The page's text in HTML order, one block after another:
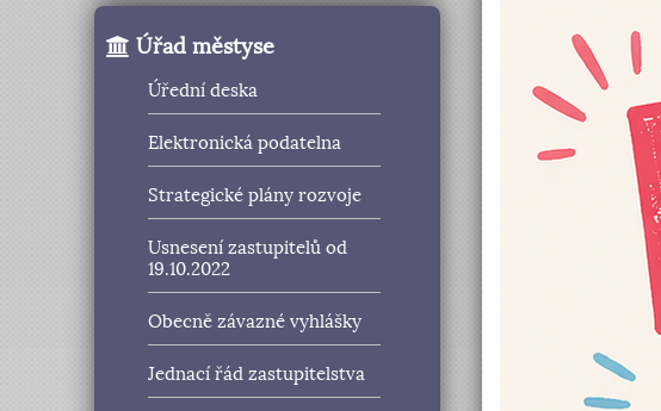
Úřad městyse
Úřední deska
Elektronická podatelna
Strategické plány rozvoje
Usnesení zastupitelů od
19.10.2022
Obecně závazné vyhlášky
Jednací řád zastupitelstva